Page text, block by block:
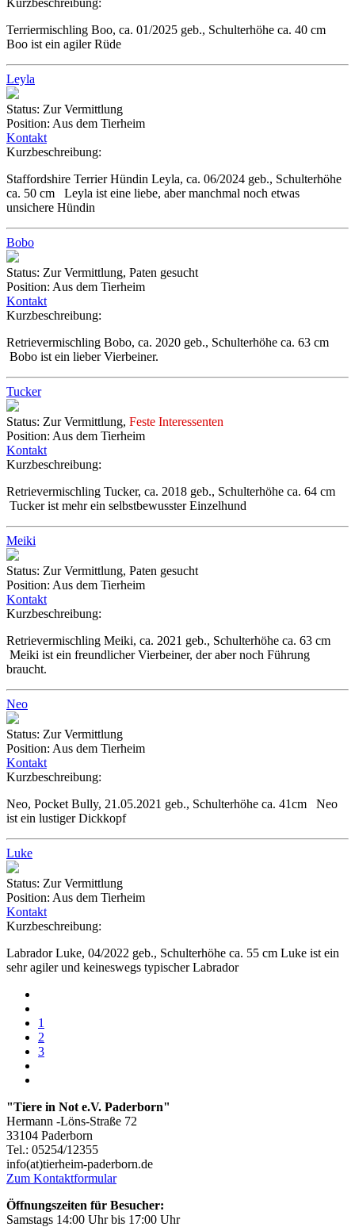
Terriermischling Boo, ca. 01/2025 geb., Schulterhöhe ca. 40 cm
Boo ist ein agiler Rüde
Leyla
Status: Zur Vermittlung
Position: Aus dem Tierheim
Kontakt
Kurzbeschreibung:
Staffordshire Terrier Hündin Leyla, ca. 06/2024 geb., Schulterhöhe
ca. 50 cm Leyla ist eine liebe, aber manchmal noch etwas
unsichere Hündin
Bobo
Status: Zur Vermittlung, Paten gesucht
Position: Aus dem Tierheim
Kontakt
Kurzbeschreibung:
Retrievermischling Bobo, ca. 2020 geb., Schulterhöhe ca. 63 cm
Bobo ist ein lieber Vierbeiner.
Tucker
Status: Zur Vermittlung, Feste Interessenten
Position: Aus dem Tierheim
Kontakt
Kurzbeschreibung:
Retrievermischling Tucker, ca. 2018 geb., Schulterhöhe ca. 64 cm
Tucker ist mehr ein selbstbewusster Einzelhund
Meiki
Status: Zur Vermittlung, Paten gesucht
Position: Aus dem Tierheim
Kontakt
Kurzbeschreibung:
Retrievermischling Meiki, ca. 2021 geb., Schulterhöhe ca. 63 cm
Meiki ist ein freundlicher Vierbeiner, der aber noch Führung
braucht.
Neo
Status: Zur Vermittlung
Position: Aus dem Tierheim
Kontakt
Kurzbeschreibung:
Neo, Pocket Bully, 21.05.2021 geb., Schulterhöhe ca. 41cm Neo
ist ein lustiger Dickkopf
Luke
Status: Zur Vermittlung
Position: Aus dem Tierheim
Kontakt
Kurzbeschreibung:
Labrador Luke, 04/2022 geb., Schulterhöhe ca. 55 cm Luke ist ein
sehr agiler und keineswegs typischer Labrador
1
2
3
"Tiere in Not e.V. Paderborn"
Hermann -Löns-Straße 72
33104 Paderborn
Tel.: 05254/12355
info(at)tierheim-paderborn.de
Zum Kontaktformular
Öffnungszeiten für Besucher:
Samstags 14:00 Uhr bis 17:00 Uhr